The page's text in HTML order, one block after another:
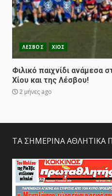
ΛΕΣΒΟΣ ΧΙΟΣ
Φιλικό παιχνίδι ανάμεσα
Χίου και της Λέσβου!
2 μήνες ago
ΤΑ ΣΗΜΕΡΙΝΑ ΑΘΛΗΤΙΚΑ